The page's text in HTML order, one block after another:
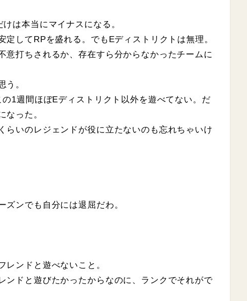
は本当にマイナスになる。
定してRPを盛れる。でもEディストリクトは無理。
意打ちされるか、存在すら分からなかったチームに
う。
1週間ほぼEディストリクト以外を遊べてない。だ
なった。
らいのレジェンドが役に立たないのも忘れちゃいけ
ズンでも自分には退屈だわ。
レンドと遊べないこと。
ンドと遊びたかったからなのに、ランクでそれがで